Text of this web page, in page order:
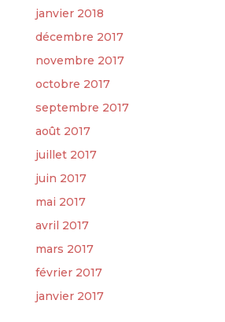
janvier 2018
décembre 2017
novembre 2017
octobre 2017
septembre 2017
août 2017
juillet 2017
juin 2017
mai 2017
avril 2017
mars 2017
février 2017
janvier 2017